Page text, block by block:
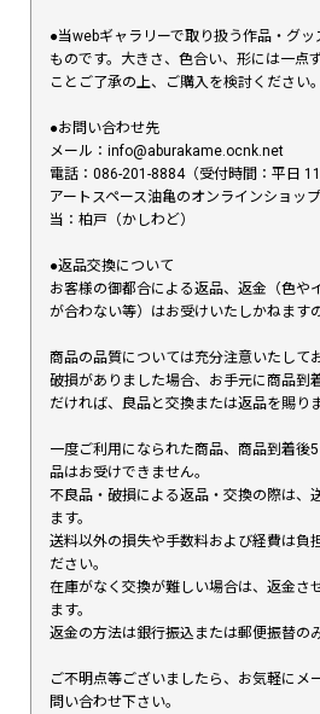
●当webギャラリーで取り扱う作品・グ
ものです。大きさ、色合い、形には一点
ことご了承の上、ご購入を検討ください。
●お問い合わせ先
メール：info@aburakame.ocnk.net
電話：086-201-8884（受付時間：平日 11
アートスペース油亀のオンラインショ
当：柏戸（かしわど）
●返品交換について
お客様の御都合による返品、返金（色や
が合わない等）はお受けいたしかねます
商品の品質については充分注意いたして
破損がありました場合、お手元に商品到
だければ、良品と交換または返品を賜りま
一度ご利用になられた商品、商品到着後
品はお受けできません。
不良品・破損による返品・交換の際は、
ます。
送料以外の損失や手数料および経費は負
ださい。
在庫がなく交換が難しい場合は、返金さ
ます。
返金の方法は銀行振込または郵便振替の
ご不明点等ございましたら、お気軽にメ
問い合わせ下さい。